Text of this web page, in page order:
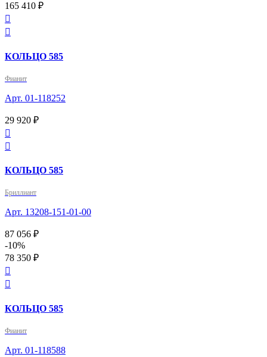
165 410 ₽


КОЛЬЦО 585
Фианит
Арт. 01-118252
29 920 ₽


КОЛЬЦО 585
Бриллиант
Арт. 13208-151-01-00
87 056 ₽
-10%
78 350 ₽


КОЛЬЦО 585
Фианит
Арт. 01-118588